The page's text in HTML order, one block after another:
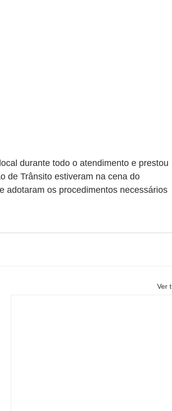
durante todo o atendimento e prestou
de Trânsito estiveram na cena do
adotaram os procedimentos necessários
Ver